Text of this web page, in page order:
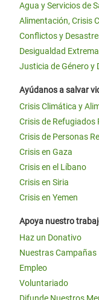
Agua y Servicios de
Alimentación, Crisis
Conflictos y
Desigualdad
Justicia de Género y
Ayúdanos a salvar
Crisis Climática y
Crisis de Refugiados
Crisis de Personas
Crisis en Gaza
Crisis en el Líbano
Crisis en Siria
Crisis en Yemen
Apoya nuestro
Haz un Donativo
Nuestras Campañas
Empleo
Voluntariado